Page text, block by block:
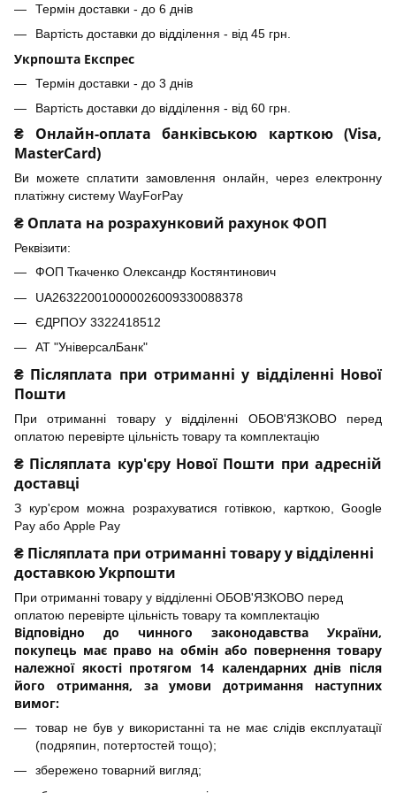
Термін доставки - до 6 днів
Вартість доставки до відділення - від 45 грн.
Укрпошта Експрес
Термін доставки - до 3 днів
Вартість доставки до відділення - від 60 грн.
₴ Онлайн-оплата банківською карткою (Visa,
MasterCard)
Ви можете сплатити замовлення онлайн, через електронну
платіжну систему WayForPay
₴ Оплата на розрахунковий рахунок ФОП
Реквізити:
ФОП Ткаченко Олександр Костянтинович
UA263220010000026009330088378
ЄДРПОУ 3322418512
АТ "УніверсалБанк"
₴ Післяплата при отриманні у відділенні Нової
Пошти
При отриманні товару у відділенні ОБОВ'ЯЗКОВО перед
оплатою перевірте цільність товару та комплектацію
₴ Післяплата кур'єру Нової Пошти при адресній
доставці
З кур'єром можна розрахуватися готівкою, карткою, Google
Pay або Apple Pay
₴ Післяплата при отриманні товару у відділенні
доставкою Укрпошти
При отриманні товару у відділенні ОБОВ'ЯЗКОВО перед
оплатою перевірте цільність товару та комплектацію
Відповідно до чинного законодавства України,
покупець має право на обмін або повернення товару
належної якості протягом 14 календарних днів після
його отримання, за умови дотримання наступних
вимог:
товар не був у використанні та не має слідів експлуатації
(подряпин, потертостей тощо);
збережено товарний вигляд;